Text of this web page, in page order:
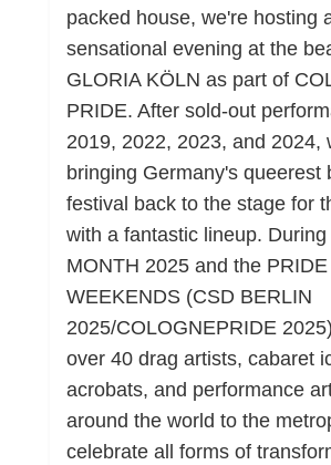
packed house, we're hosting
sensational evening at the
GLORIA KÖLN as part of
PRIDE. After sold-out
2019, 2022, 2023, and 2024,
bringing Germany's queerest
festival back to the stage for
with a fantastic lineup.
MONTH 2025 and the PRIDE
WEEKENDS (CSD BERLIN
2025/COLOGNEPRIDE
over 40 drag artists, cabaret
acrobats, and performance
around the world to the
celebrate all forms of